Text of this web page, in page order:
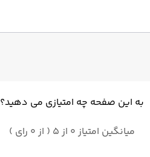
به این صفحه چه امتیازی می دهید؟
میانگین امتیاز 0 از 5 ( از 0 رای )